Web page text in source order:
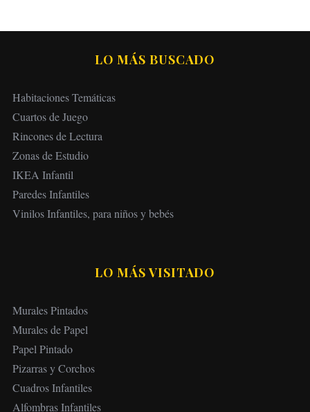
i
c
i
ó
n
d
e
e
d
a
s
LO MÁS BUSCADO
Habitaciones Temáticas
Cuartos de Juego
Rincones de Lectura
Zonas de Estudio
IKEA Infantil
Paredes Infantiles
Vinilos Infantiles, para niños y bebés
LO MÁS VISITADO
Murales Pintados
Murales de Papel
Papel Pintado
Pizarras y Corchos
Cuadros Infantiles
Alfombras Infantiles